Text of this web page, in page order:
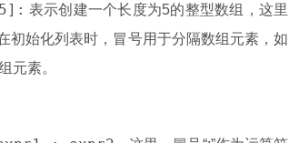
表示创建一个长度为5的整型数组，这里
初始化列表时，冒号用于分隔数组元素，如
元素。